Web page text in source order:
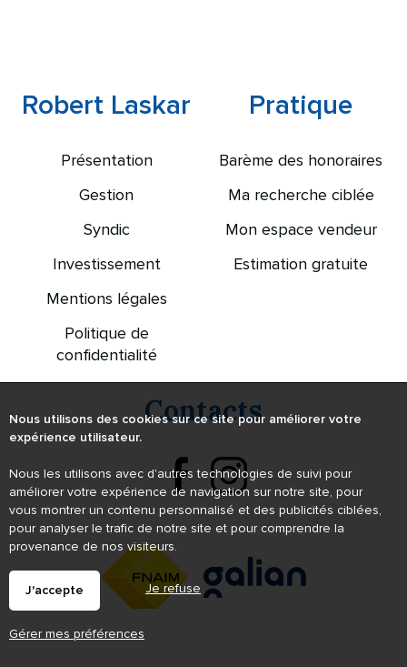
Robert Laskar
Présentation
Gestion
Syndic
Investissement
Mentions légales
Politique de
confidentialité
Pratique
Barème des honoraires
Ma recherche ciblée
Mon espace vendeur
Estimation gratuite
Contacts
Nous utilisons des cookies sur ce site pour améliorer votre
expérience utilisateur.
Nous les utilisons avec d'autres technologies de suivi pour
améliorer votre expérience de navigation sur notre site, pour
vous montrer un contenu personnalisé et des publicités ciblées,
pour analyser le trafic de notre site et pour comprendre la
provenance de nos visiteurs.
J'accepte Je refuse
Gérer mes préférences